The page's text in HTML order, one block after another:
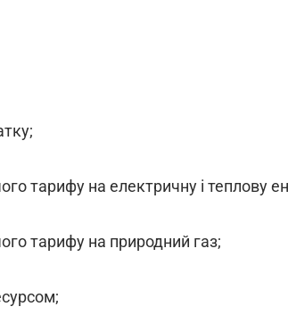
тарифу на електричну і теплову
тарифу на природний газ;